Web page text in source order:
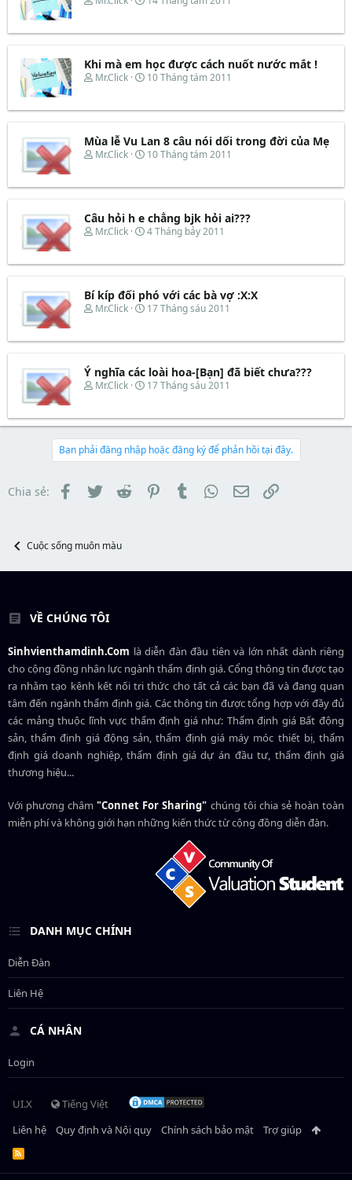
e
d
s
r
e
r
y
ắ
t
u
Khi mà em học được cách nuốt nước mắt !
T
e
d
s
r
e
r
Mr.Click
N
y
ắ
t
u
10 Tháng tám 2011
Mùa lễ Vu Lan 8 câu nói dối trong đời của Mẹ
T
e
d
s
r
e
r
Mr.Click
N
y
ắ
t
u
10 Tháng tám 2011
Câu hỏi h e chẳng bjk hỏi ai???
T
e
d
s
r
e
r
Mr.Click
N
y
ắ
t
u
4 Tháng bảy 2011
Bí kíp đối phó với các bà vợ :X:X
T
e
d
s
r
e
r
Mr.Click
N
y
ắ
t
u
17 Tháng sáu 2011
Ý nghĩa các loài hoa-[Bạn] đã biết chưa???
T
e
d
s
a
r
Mr.Click
N
y
ắ
t
ầ
u
17 Tháng sáu 2011
Bạn phải đăng nhập hoặc đăng ký để phản hồi tại đây.
Chia sẻ: Facebook
TwitterReddit PinterestTumblr WhatsApp
EmailLink
Cuộc sống muôn màu
VỀ CHÚNG TÔI
Sinhvienthamdinh.Com là diễn đàn đầu tiên và lớn nhất dành riêng
cho cộng đồng nhân lực ngànhthẩm định giá. Cổng thông tin được tạo
ra nhằm tạo kênh kết nối tri thức cho tất cả các bạn đã và đang quan
tâm đến ngành thẩm định giá. Các thông tin được tổng hợp với đầy đủ
các mảng thuộc lĩnh vực thẩm định giá như: Thẩm định giá Bất động
sản, thẩm định giá động sản, thẩm định giá máy móc thiết bị, thẩm
định giá doanh nghiệp, thẩm định giá dự án đầu tư, thẩm định giá
thương hiệu...
Với phương châm"Connet For Sharing" chúng tôi chia sẻ hoàn toàn
miễn phí và không giới hạn những kiến thức từ cộng đồng diễn đàn.
DANH MỤC CHÍNH
Diễn Đàn
Liên Hệ
CÁ NHÂN
Login
UI.X
Tiếng Việt
Liên hệ
Quy định và Nội quy Chính sách bảo mật Trợ giúp
R
S